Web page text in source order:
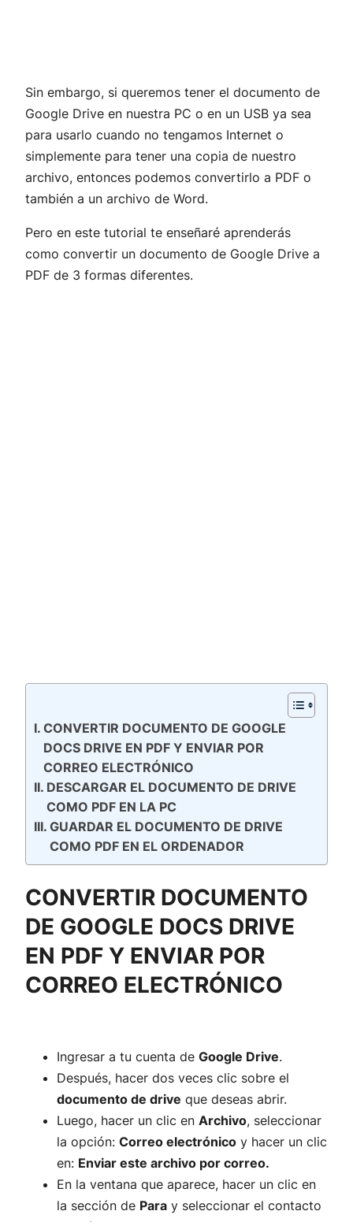
Sin embargo, si queremos tener el documento de
Google Drive en nuestra PC o en un USB ya sea
para usarlo cuando no tengamos Internet o
simplemente para tener una copia de nuestro
archivo, entonces podemos convertirlo a PDF o
también a un archivo de Word.
Pero en este tutorial te enseñaré aprenderás
como convertir un documento de Google Drive a
PDF de 3 formas diferentes.
CONVERTIR DOCUMENTO DE GOOGLE
DOCS DRIVE EN PDF Y ENVIAR POR
CORREO ELECTRÓNICO
DESCARGAR EL DOCUMENTO DE DRIVE
COMO PDF EN LA PC
GUARDAR EL DOCUMENTO DE DRIVE
COMO PDF EN EL ORDENADOR
CONVERTIR DOCUMENTO
DE GOOGLE DOCS DRIVE
EN PDF Y ENVIAR POR
CORREO ELECTRÓNICO
Ingresar a tu cuenta de Google Drive.
Después, hacer dos veces clic sobre el
documento de drive que deseas abrir.
Luego, hacer un clic en Archivo, seleccionar
la opción: Correo electrónico y hacer un clic
en: Enviar este archivo por correo.
En la ventana que aparece, hacer un clic en
la sección de Para y seleccionar el contacto